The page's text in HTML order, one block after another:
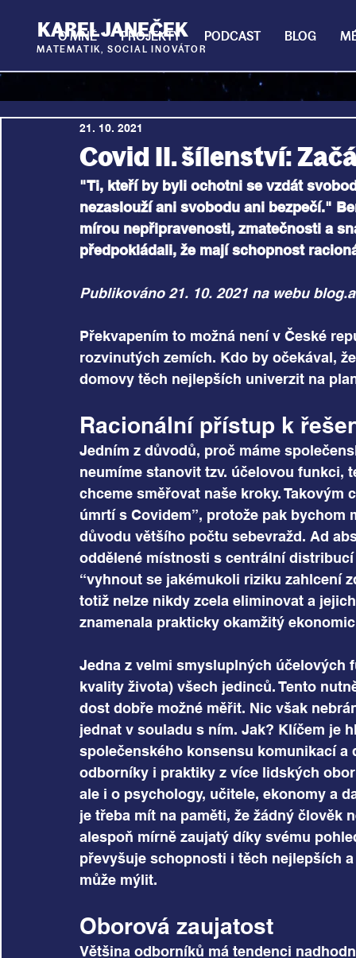
KAREL JANEČEK
MATEMATIK, SOCIAL INOVÁTOR
O MNĚ PROJEKTY PODCAST BLOG
Covid II. šílenství:
21. 10. 2021
"Ti, kteří by byli ochotni se vzdát
nezaslouží ani svobodu ani bezpečí."
mírou nepřipravenosti, zmatečnosti a
předpokládali, že mají schopnost
Publikováno 21. 10. 2021 na webu
Překvapením to možná není v České
rozvinutých zemích. Kdo by očekával,
domovy těch nejlepších univerzit na
Racionální přístup k
Jedním z důvodů, proč máme
neumíme stanovit tzv. účelovou funkci,
chceme směřovat naše kroky.
úmrtí s Covidem”, protože pak
důvodu většího počtu sebevražd. Ad
oddělené místnosti s centrální
“vyhnout se jakémukoli riziku zahlcení
totiž nelze nikdy zcela eliminovat a
znamenala prakticky okamžitý
Jedna z velmi smysluplných
kvality života) všech jedinců. Tento
dost dobře možné měřit. Nic však
jednat v souladu s ním. Jak? Klíčem je
společenského konsensu komunikací
odborníky i praktiky z více lidských
ale i o psychology, učitele, ekonomy a
je třeba mít na paměti, že žádný člověk
alespoň mírně zaujatý díky svému
převyšuje schopnosti i těch nejlepších
může mýlit.
Oborová zaujatost
Většina odborníků má tendenci